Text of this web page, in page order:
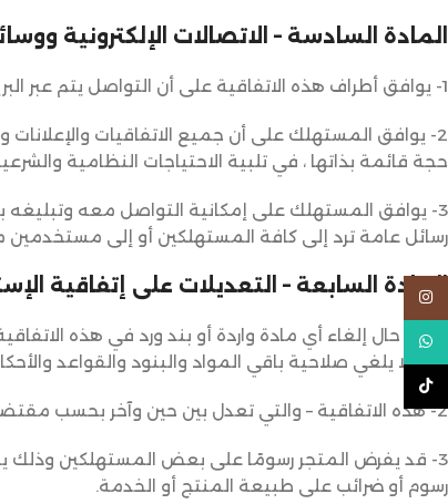
المادة السادسة – الاتصالات الإلكترونية
1- يوافق أطراف هذه الاتفاقية على أن التواصل يتم عبر البريد الإلكتروني المسجّل في المنصّة.
2- يوافق المستهلك على أن جميع الاتفاقيات والإعلانات
حجة قائمة بذاتها ، في تلبية الاحتياجات النظامية
3- يوافق المستهلك على إمكانية التواصل معه
رسائل عامة ترد إلى كافة المستهلكين أو إلى مستخدمين
المادة السابعة – التعديلات على إتفاقية
1- في حال إلغاء أي مادة واردة أو بند ورد في ھذه
الأمر لا يلغي صلاحية باقي المواد والبنود والقواعد
2- ھذه الاتفاقية – والتي تعدل بين حين وآخر بحسب مقتضى الحال – تُشكّل آلیة العمل والتفاھم والاتفاق بین (المستهلك) و( المتجر)
3- قد يفرض المتجر رسومًا على بعض المستهلكين وذلك
رسوم أو ضرائب على طبيعة المنتج أو الخدمة.
Instagram
WhatsApp